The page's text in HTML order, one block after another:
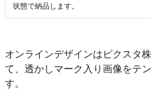
状態で納品します。
オンラインデザインはピクスタ
て、透かしマーク入り画像をテ
す。